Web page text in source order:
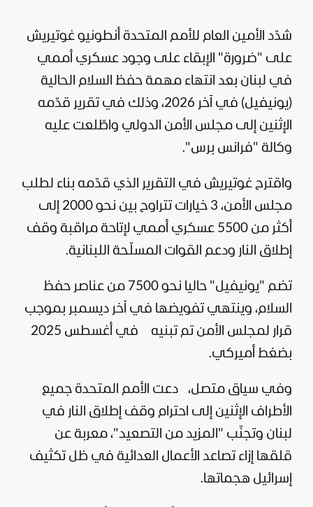
شدّد الأمين العام للأمم المتحدة أنطونيو غوتيريش
على "ضرورة" الإبقاء على وجود عسكري أممي
في لبنان بعد انتهاء مهمة حفظ السلام الحالية
(يونيفيل) في آخر 2026، وذلك في تقرير قدّمه
الإثنين إلى مجلس الأمن الدولي واطّلعت عليه
وكالة "فرانس برس".
واقترح غوتيريش في التقرير الذي قدّمه بناء لطلب
مجلس الأمن، 3 خيارات تتراوح بين نحو 2000 إلى
أكثر من 5500 عسكري أممي لإتاحة مراقبة وقف
إطلاق النار ودعم القوات المسلّحة اللبنانية.
تضم "يونيفيل" حاليا نحو 7500 من عناصر حفظ
السلام، وينتهي تفويضها في آخر ديسمبر بموجب
قرار لمجلس الأمن تم تبنيه في أغسطس 2025
بضغط أميركي.
وفي سياق متصل، دعت الأمم المتحدة جميع
الأطراف الإثنين إلى احترام وقف إطلاق النار في
لبنان وتجنّب "المزيد من التصعيد"، معربة عن
قلقها إزاء تصاعد الأعمال العدائية في ظل تكثيف
إسرائيل هجماتها.